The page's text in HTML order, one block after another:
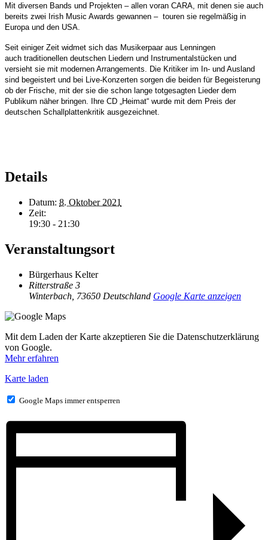
Mit diversen Bands und Projekten – allen voran CARA, mit denen sie auch
bereits zwei Irish Music Awards gewannen – touren sie regelmäßig in
Europa und den USA.
Seit einiger Zeit widmet sich das Musikerpaar aus Lenningen
auch traditionellen deutschen Liedern und Instrumentalstücken und
versieht sie mit modernen Arrangements. Die Kritiker im In- und Ausland
sind begeistert und bei Live-Konzerten sorgen die beiden für Begeisterung
ob der Frische, mit der sie die schon lange totgesagten Lieder dem
Publikum näher bringen. Ihre CD „Heimat“ wurde mit dem Preis der
deutschen Schallplattenkritik ausgezeichnet.
Details
Datum: 8. Oktober 2021
Zeit:
19:30 - 21:30
Veranstaltungsort
Bürgerhaus Kelter
Ritterstraße 3
Winterbach 73650 Deutschland Google Karte anzeigen
Mit dem Laden der Karte akzeptieren Sie die Datenschutzerklärung
von Google.
Mehr erfahren
Karte laden
Google Maps immer entsperren